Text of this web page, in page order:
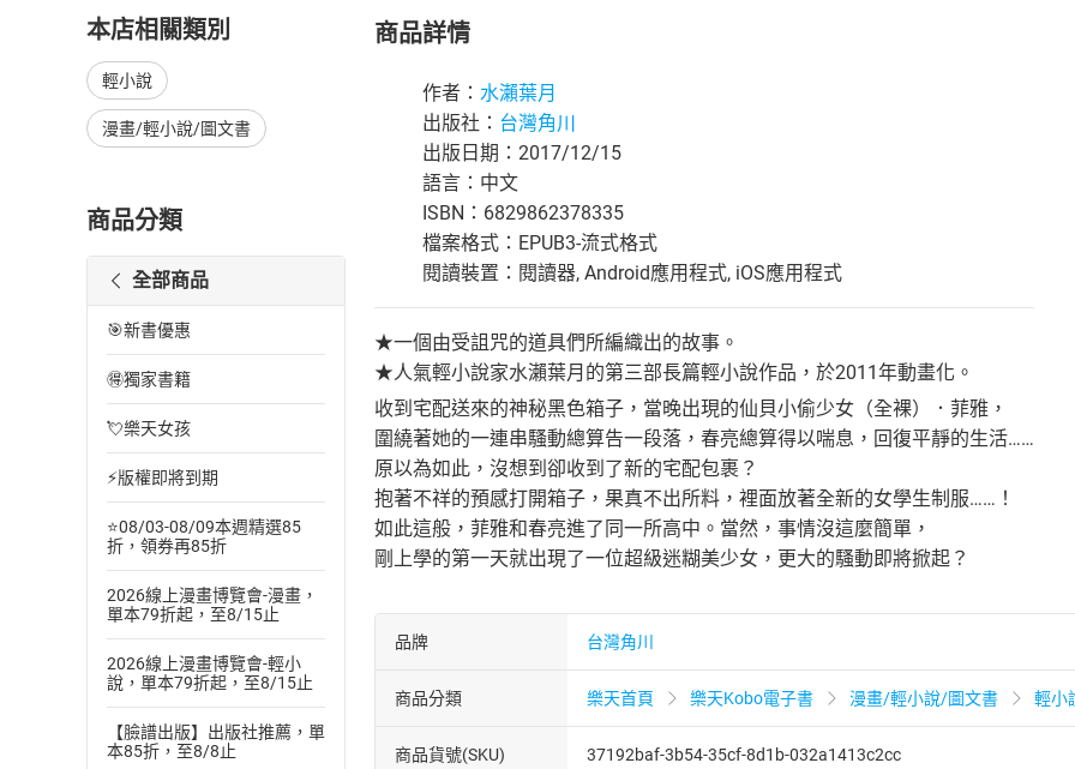
本店相關類別
輕小說
漫畫/輕小說/圖文書
商品分類
全部商品
🎯新書優惠
🉐獨家書籍
💘樂天女孩
⚡版權即將到期
⭐08/03-08/09本週精選85
折，領券再85折
2026線上漫畫博覽會-漫畫，
單本79折起，至8/15止
2026線上漫畫博覽會-輕小
說，單本79折起，至8/15止
【臉譜出版】出版社推薦，單
本85折，至8/8止
商品詳情
作者： 水瀨葉月
出版社： 台灣角川
出版日期：2017/12/15
語言：中文
ISBN：6829862378335
檔案格式：EPUB3-流式格式
閱讀裝置：閱讀器, Android應用程式, iOS應用程式
★一個由受詛咒的道具們所編織出的故事。
★人氣輕小說家水瀨葉月的第三部長篇輕小說作品，於2011年動畫化。
收到宅配送來的神秘黑色箱子，當晚出現的仙貝小偷少女（全裸）．菲雅，
圍繞著她的一連串騷動總算告一段落，春亮總算得以喘息，回復平靜的生活……
原以為如此，沒想到卻收到了新的宅配包裹？
抱著不祥的預感打開箱子，果真不出所料，裡面放著全新的女學生制服……！
如此這般，菲雅和春亮進了同一所高中。當然，事情沒這麼簡單，
剛上學的第一天就出現了一位超級迷糊美少女，更大的騷動即將掀起？
品牌 台灣角川
商品分類 樂天首頁 樂天Kobo電子書 漫畫/輕小說/圖文書 輕小
商品貨號(SKU) 37192baf-3b54-35cf-8d1b-032a1413c2cc